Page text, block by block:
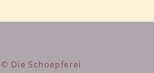
© Die Schoepferei